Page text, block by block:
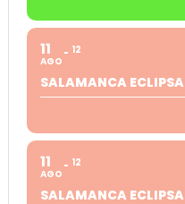
11
AGO
12
SALAMANCA ECLIPSA
11
AGO
12
SALAMANCA ECLIPSA